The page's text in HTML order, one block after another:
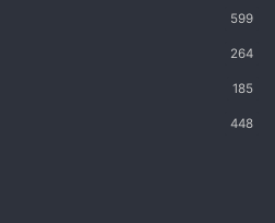
599
264
185
448